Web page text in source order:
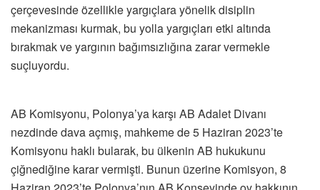
çerçevesinde özellikle yargıçlara yönelik disiplin
mekanizması kurmak, bu yolla yargıçları etki altında
bırakmak ve yargının bağımsızlığına zarar vermekle
suçluyordu.
AB Komisyonu, Polonya’ya karşı AB Adalet Divanı
nezdinde dava açmış, mahkeme de 5 Haziran 2023’te
Komisyonu haklı bularak, bu ülkenin AB hukukunu
çiğnediğine karar vermişti. Bunun üzerine Komisyon, 8